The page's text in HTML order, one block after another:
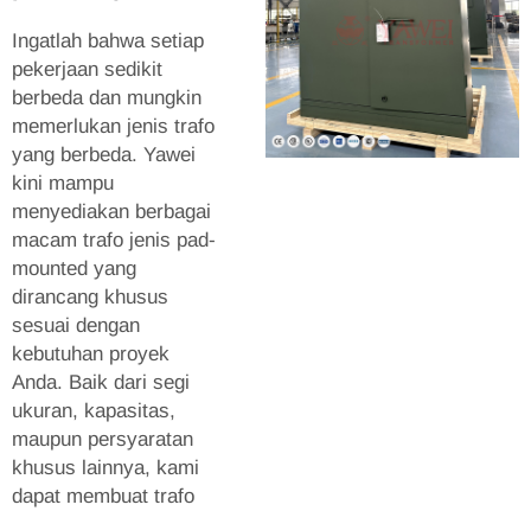
Ingatlah bahwa setiap
pekerjaan sedikit
berbeda dan mungkin
memerlukan jenis trafo
yang berbeda. Yawei
kini mampu
menyediakan berbagai
macam trafo jenis pad-
mounted yang
dirancang khusus
sesuai dengan
kebutuhan proyek
Anda. Baik dari segi
ukuran, kapasitas,
maupun persyaratan
khusus lainnya, kami
dapat membuat trafo